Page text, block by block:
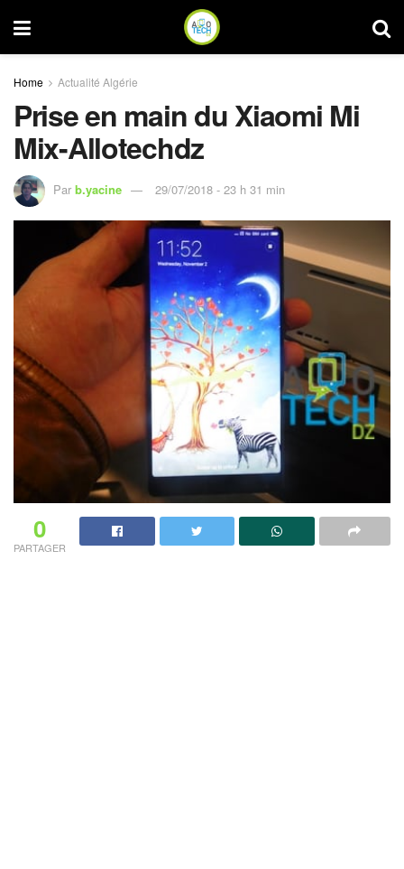
Home Actualité Algérie
Prise en main du Xiaomi Mi
Mix-Allotechdz
Par b.yacine 29/07/2018 - 23 h 31 min
0
PARTAGER